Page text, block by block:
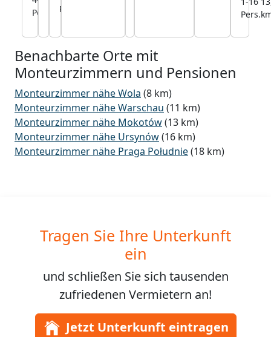
Pers.
km
150Pers.
Pers.
Benachbarte Orte mit
Monteurzimmern und Pensionen
Monteurzimmer nähe Wola (8 km)
Monteurzimmer nähe Warschau (11 km)
Monteurzimmer nähe Mokotów(13 km)
Monteurzimmer nähe Ursynów(16 km)
Monteurzimmer nähe Praga Południe(18 km)
Tragen Sie Ihre Unterkunft
ein
und schließen Sie sich tausenden
zufriedenen Vermietern an!
Jetzt Unterkunft eintragen